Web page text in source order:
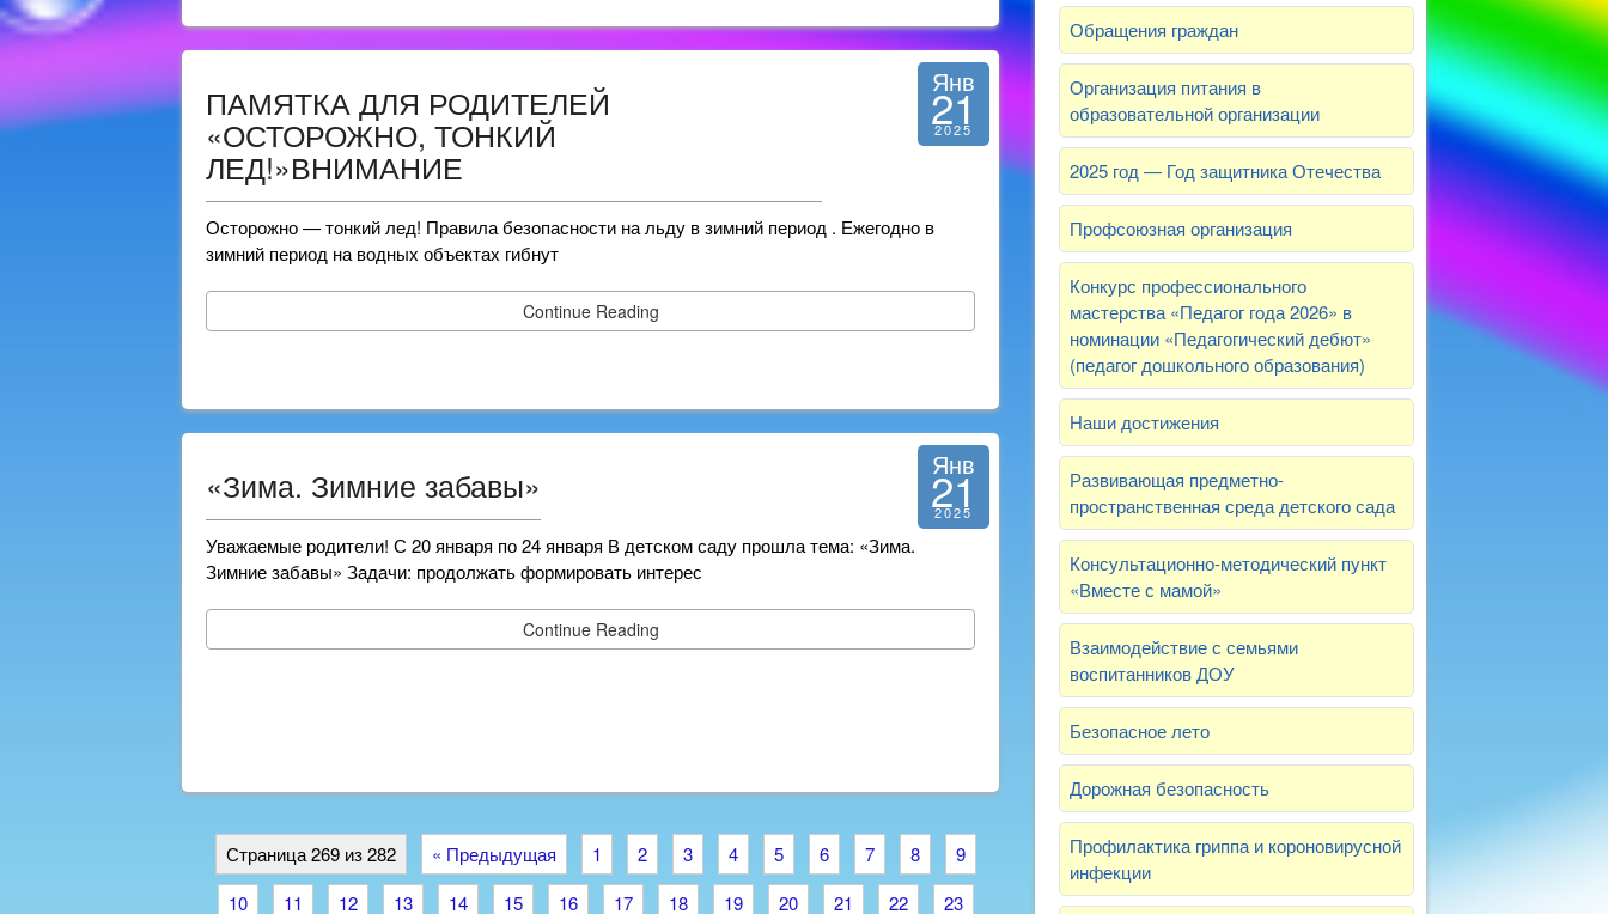
ПАМЯТКА ДЛЯ РОДИТЕЛЕЙ
«ОСТОРОЖНО, ТОНКИЙ
ЛЕД!»ВНИМАНИЕ
Янв
21
2025
Осторожно — тонкий лед! Правила безопасности на льду в зимний период . Ежегодно в
зимний период на водных объектах гибнут
Continue Reading
«Зима. Зимние забавы» Янв
21
2025
Уважаемые родители! С 20 января по 24 января В детском саду прошла тема: «Зима.
Зимние забавы» Задачи: продолжать формировать интерес
Continue Reading
Страница 269 из 282 « Предыдущая 1 2 3 4 5 6 7 8
9
10
11 12 13 14 15 16 17 18 19 20 21 22
23
Обращения граждан
Организация питания в
образовательной организации
2025 год — Год защитника Отечества
Профсоюзная организация
Конкурс профессионального
мастерства «Педагог года 2026» в
номинации «Педагогический дебют»
(педагог дошкольного образования)
Наши достижения
Развивающая предметно-
пространственная среда детского сада
Консультационно-методический пункт
«Вместе с мамой»
Взаимодействие с семьями
воспитанников ДОУ
Безопасное лето
Дорожная безопасность
Профилактика гриппа и короновирусной
инфекции